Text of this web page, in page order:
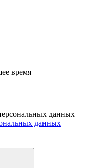
время
данных
данных